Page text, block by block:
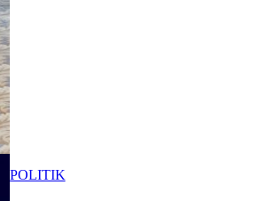
POLITIK